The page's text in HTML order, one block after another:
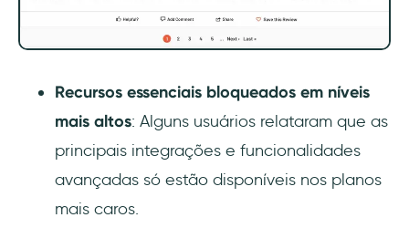
Recursos essenciais bloqueados em níveis
mais altos: Alguns usuários relataram que as
principais integrações e funcionalidades
avançadas só estão disponíveis nos planos
mais caros.